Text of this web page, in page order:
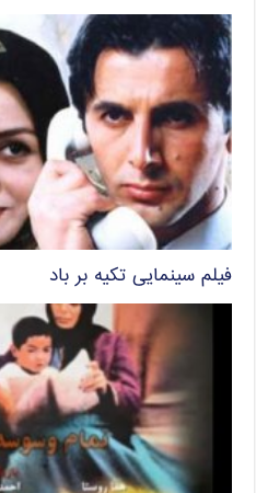
فیلم سینمایی تکیه بر باد